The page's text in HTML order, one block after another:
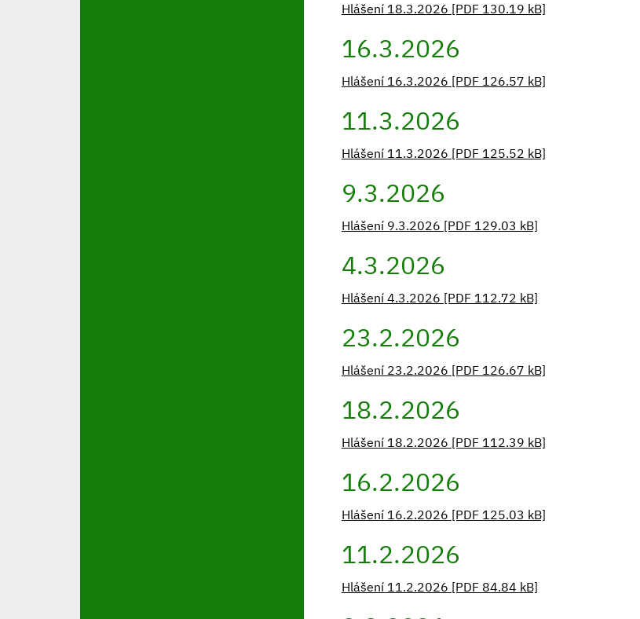
Hlášení 18.3.2026 [PDF 130.19 kB]
16.3.2026
Hlášení 16.3.2026 [PDF 126.57 kB]
11.3.2026
Hlášení 11.3.2026 [PDF 125.52 kB]
9.3.2026
Hlášení 9.3.2026 [PDF 129.03 kB]
4.3.2026
Hlášení 4.3.2026 [PDF 112.72 kB]
23.2.2026
Hlášení 23.2.2026 [PDF 126.67 kB]
18.2.2026
Hlášení 18.2.2026 [PDF 112.39 kB]
16.2.2026
Hlášení 16.2.2026 [PDF 125.03 kB]
11.2.2026
Hlášení 11.2.2026 [PDF 84.84 kB]